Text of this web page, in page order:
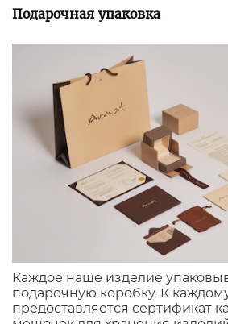
Подарочная упаковка
Каждое наше изделие
подарочную коробку. К
предоставляется сертификат